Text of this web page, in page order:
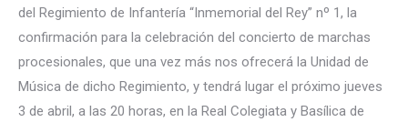
del Regimiento de Infantería “Inmemorial del Rey” nº 1, la
confirmación para la celebración del concierto de marchas
procesionales, que una vez más nos ofrecerá la Unidad de
Música de dicho Regimiento, y tendrá lugar el próximo jueves
3 de abril, a las 20 horas, en la Real Colegiata y Basílica de